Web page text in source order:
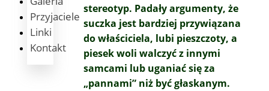
stereotyp. Padały argumenty, że
suczka jest bardziej przywiązana
do właściciela, lubi pieszczoty, a
piesek woli walczyć z innymi
samcami lub uganiać się za
„pannami”niż być głaskanym.
Przyjaciele
Linki
Kontakt